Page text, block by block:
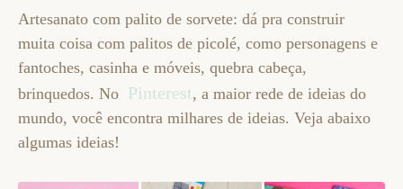
Artesanato com palito de sorvete: dá pra construir
muita coisa com palitos de picolé, como personagens e
fantoches, casinha e móveis, quebra cabeça,
brinquedos. No Pinterest, a maior rede de ideias do
mundo, você encontra milhares de ideias. Veja abaixo
algumas ideias!